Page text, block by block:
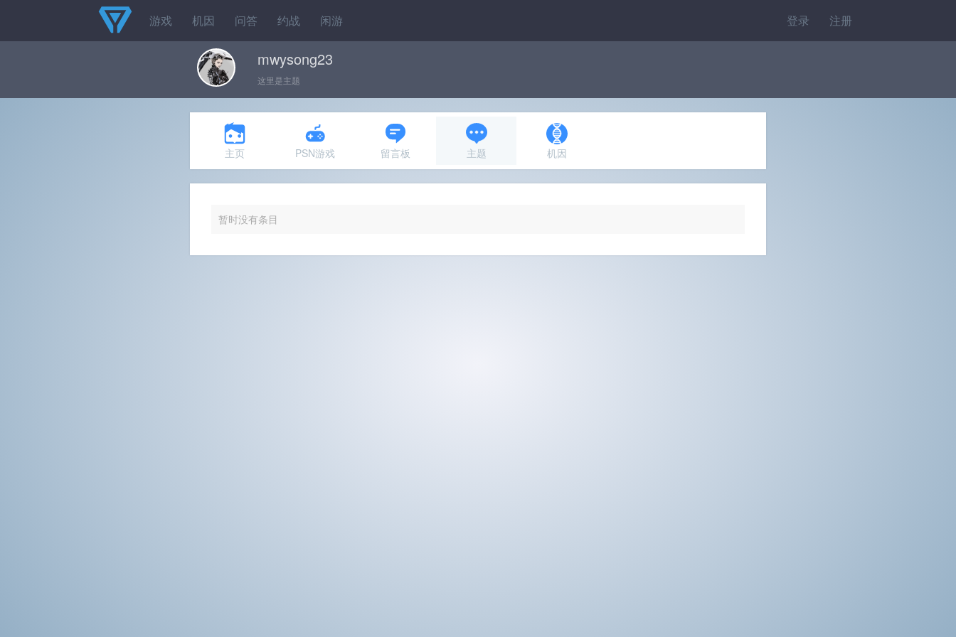
登录 注册
游戏 机因 问答 约战 闲游
mwysong23
这里是主题
主页 PSN游戏 留言板 主题 机因
暂时没有条目